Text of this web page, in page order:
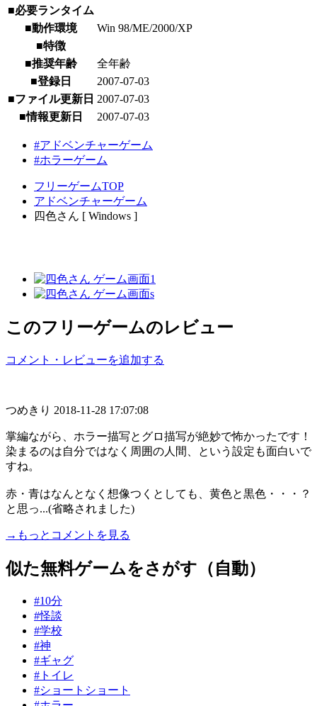
■必要ランタイム
■動作環境
Win 98/ME/2000/XP
■特徴
■推奨年齢
全年齢
■登録日
2007-07-03
■ファイル更新日 2007-07-03
■情報更新日
2007-07-03
#アドベンチャーゲーム
#ホラーゲーム
フリーゲームTOP
アドベンチャーゲーム
四色さん [ Windows ]
このフリーゲームのレビュー
コメント・レビューを追加する
つめきり 2018-11-28 17:07:08
掌編ながら、ホラー描写とグロ描写が絶妙で怖かったです！
染まるのは自分ではなく周囲の人間、という設定も面白いで
すね。
赤・青はなんとなく想像つくとしても、黄色と黒色・・・？
と思っ...(省略されました)
→もっとコメントを見る
似た無料ゲームをさがす（自動）
#10分
#怪談
#学校
#神
#ギャグ
#トイレ
#ショートショート